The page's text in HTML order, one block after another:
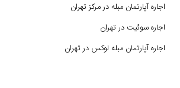
اجاره آپارتمان مبله در مرکز تهران
اجاره سوئیت در تهران
اجاره آپارتمان مبله لوکس در تهران